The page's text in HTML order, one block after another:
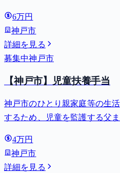
6万円
神戸市
詳細を見る
募集中神戸市
【神戸市】児童扶養手当
神戸市のひとり親家庭等の生
するため、児童を監護する父
4万円
神戸市
詳細を見る